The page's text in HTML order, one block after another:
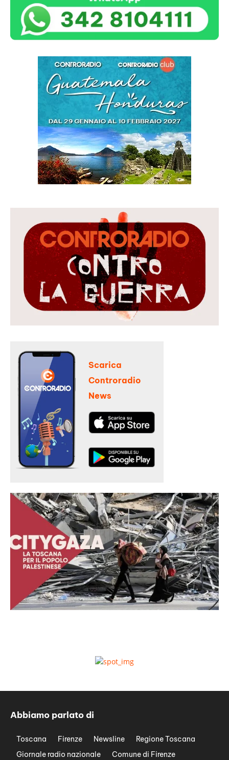
Scarica
Controradio
News
Abbiamo parlato di
Toscana Firenze Newsline
Regione Toscana
Giornale radio nazionale
Comune di Firenze